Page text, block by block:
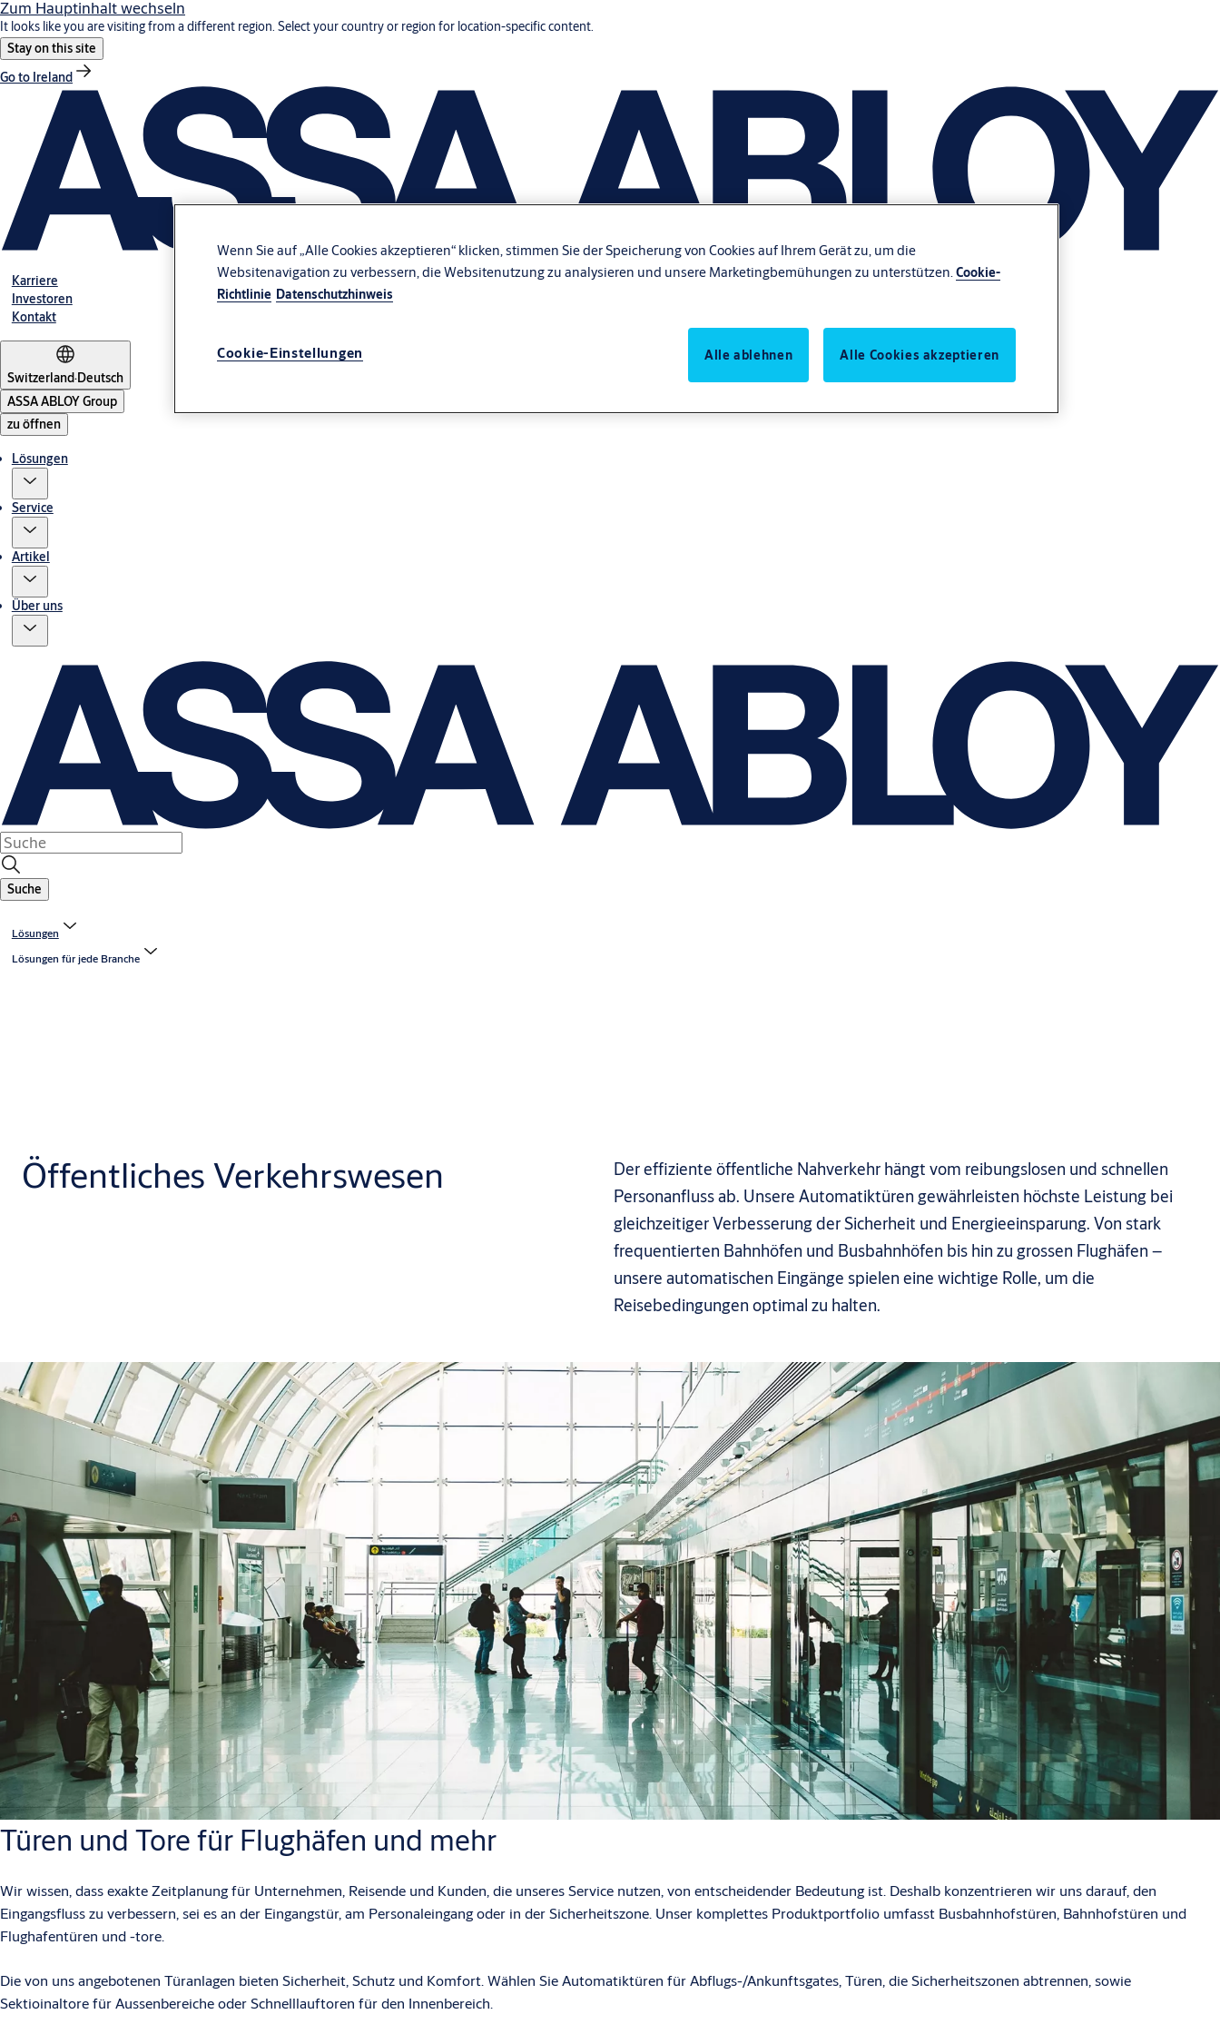
Zum Hauptinhalt wechseln
It looks like you are visiting from a different region. Select your country or region for location-specific content.
Stay on this site
Go to Ireland
Karriere
Investoren
Kontakt
Switzerland·Deutsch
ASSA ABLOY Group
zu öffnen
Lösungen
Service
Artikel
Über uns
Suche
Lösungen
Lösungen für jede Branche
Öffentliches Verkehrswesen
Der effiziente öffentliche Nahverkehr hängt vom reibungslosen und schnellen
Personanfluss ab. Unsere Automatiktüren gewährleisten höchste Leistung bei
gleichzeitiger Verbesserung der Sicherheit und Energieeinsparung. Von stark
frequentierten Bahnhöfen und Busbahnhöfen bis hin zu grossen Flughäfen –
unsere automatischen Eingänge spielen eine wichtige Rolle, um die
Reisebedingungen optimal zu halten.
Türen und Tore für Flughäfen und mehr
Wir wissen, dass exakte Zeitplanung für Unternehmen, Reisende und Kunden, die unseres Service nutzen, von entscheidender Bedeutung ist. Deshalb konzentrieren wir uns darauf, den
Eingangsfluss zu verbessern, sei es an der Eingangstür, am Personaleingang oder in der Sicherheitszone. Unser komplettes Produktportfolio umfasst Busbahnhofstüren, Bahnhofstüren und
Flughafentüren und -tore.
Die von uns angebotenen Türanlagen bieten Sicherheit, Schutz und Komfort. Wählen Sie Automatiktüren für Abflugs-/Ankunftsgates, Türen, die Sicherheitszonen abtrennen, sowie
Sektioinaltore für Aussenbereiche oder Schnelllauftoren für den Innenbereich.
Wenn Sie auf „Alle Cookies akzeptieren“ klicken, stimmen Sie der Speicherung von Cookies auf Ihrem Gerät zu, um die
Websitenavigation zu verbessern, die Websitenutzung zu analysieren und unsere Marketingbemühungen zu unterstützen.Cookie-
Richtlinie Datenschutzhinweis
Cookie-Einstellungen Alle ablehnen Alle Cookies akzeptieren